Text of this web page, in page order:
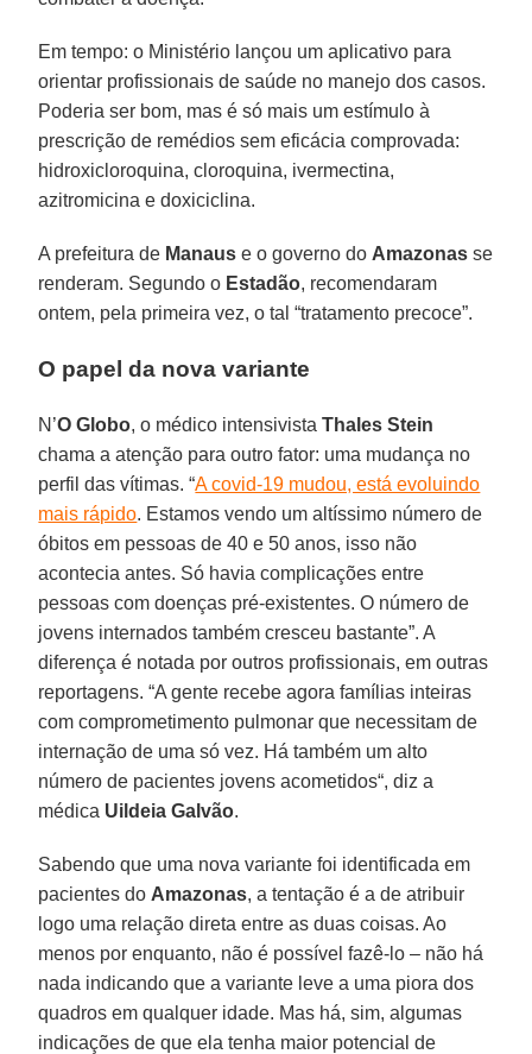
Em tempo: o Ministério lançou um aplicativo para
orientar profissionais de saúde no manejo dos casos.
Poderia ser bom, mas é só mais um estímulo à
prescrição de remédios sem eficácia comprovada:
hidroxicloroquina, cloroquina, ivermectina,
azitromicina e doxiciclina.
A prefeitura de Manaus e o governo do Amazonas se
renderam. Segundo o Estadão, recomendaram
ontem, pela primeira vez, o tal “tratamento precoce”.
O papel da nova variante
N’O Globo, o médico intensivistaThales Stein
chama a atenção para outro fator: uma mudança no
perfil das vítimas. “A covid-19 mudou, está evoluindo
mais rápido. Estamos vendo um altíssimo número de
óbitos em pessoas de 40 e 50 anos, isso não
acontecia antes. Só havia complicações entre
pessoas com doenças pré-existentes. O número de
jovens internados também cresceu bastante”. A
diferença é notada por outros profissionais, em outras
reportagens. “A gente recebe agora famílias inteiras
com comprometimento pulmonar que necessitam de
internação de uma só vez. Há também um alto
número de pacientes jovens acometidos“, diz a
médica Uildeia Galvão.
Sabendo que uma nova variante foi identificada em
pacientes do Amazonas, a tentação é a de atribuir
logo uma relação direta entre as duas coisas. Ao
menos por enquanto, não é possível fazê-lo – não há
nada indicando que a variante leve a uma piora dos
quadros em qualquer idade. Mas há, sim, algumas
indicações de que ela tenha maior potencial de